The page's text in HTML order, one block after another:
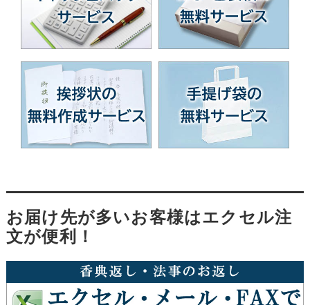
お届け先が多いお客様はエクセル注
文が便利！